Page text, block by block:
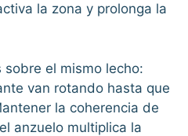
la zona y prolonga la
el mismo lecho:
van rotando hasta que
la coherencia de
anzuelo multiplica la